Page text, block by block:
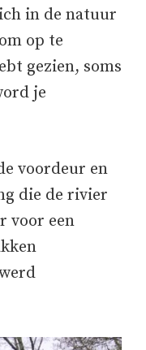
in de natuur
op te
gezien, soms
je
voordeur en
die de rivier
voor een